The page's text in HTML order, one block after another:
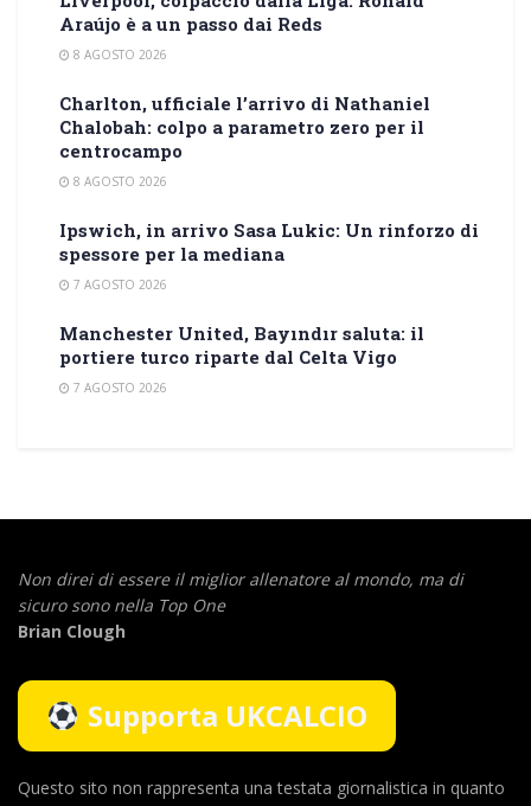
Araújo è a un passo dai Reds
8 AGOSTO 2026
Charlton, ufficiale l’arrivo di Nathaniel
Chalobah: colpo a parametro zero per il
centrocampo
8 AGOSTO 2026
Ipswich, in arrivo Sasa Lukic: Un rinforzo di
spessore per la mediana
7 AGOSTO 2026
Manchester United, Bayındır saluta: il
portiere turco riparte dal Celta Vigo
7 AGOSTO 2026
Non direi di essere il miglior allenatore al mondo, ma di
sicuro sono nella Top One
Brian Clough
Supporta UKCALCIO
Questo sito non rappresenta una testata giornalistica in quanto